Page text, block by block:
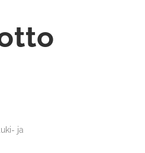
ja